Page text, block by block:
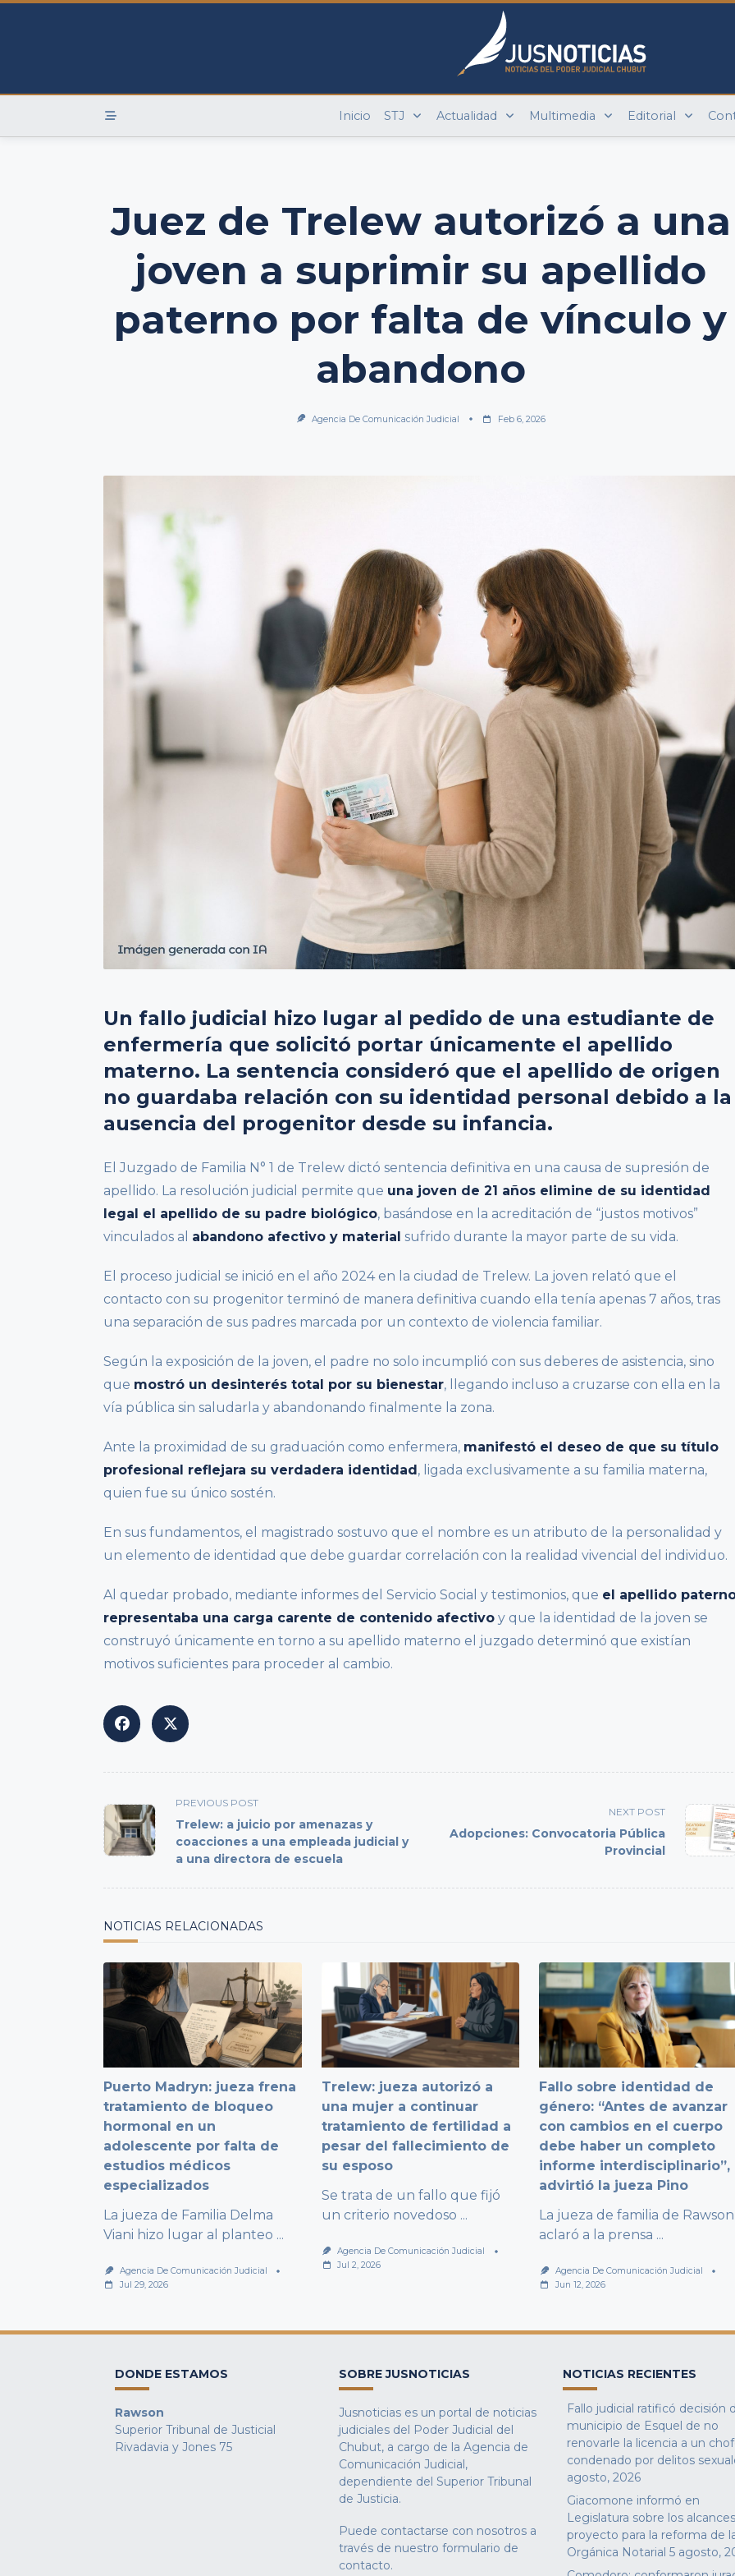
Skip
Inicio STJ Actualidad Multimedia Editorial
Juez de Trelew autorizó a una
joven a suprimir su apellido
paterno por falta de vínculo y
abandono
Agencia De Comunicación Judicial Feb 6, 2026
Un fallo judicial hizo lugar al pedido de una estudiante de
enfermería que solicitó portar únicamente el apellido
materno. La sentencia consideró que el apellido de origen
no guardaba relación con su identidad personal debido a la
ausencia del progenitor desde su infancia.
El Juzgado de Familia N° 1 de Trelew dictó sentencia definitiva en una causa de supresión de
apellido. La resolución judicial permite que una joven de 21 años elimine de su identidad
legal el apellido de su padre biológico, basándose en la acreditación de “justos motivos”
vinculados al abandono afectivo y material sufrido durante la mayor parte de su vida.
El proceso judicial se inició en el año 2024 en la ciudad de Trelew. La joven relató que el
contacto con su progenitor terminó de manera definitiva cuando ella tenía apenas 7 años, tras
una separación de sus padres marcada por un contexto de violencia familiar.
Según la exposición de la joven, el padre no solo incumplió con sus deberes de asistencia, sino
que mostró un desinterés total por su bienestar, llegando incluso a cruzarse con ella en la
vía pública sin saludarla y abandonando finalmente la zona.
Ante la proximidad de su graduación como enfermera, manifestó el deseo de que su título
profesional reflejara su verdadera identidad , ligada exclusivamente a su familia materna,
quien fue su único sostén.
En sus fundamentos, el magistrado sostuvo que el nombre es un atributo de la personalidad y
un elemento de identidad que debe guardar correlación con la realidad vivencial del individuo.
Al quedar probado, mediante informes del Servicio Social y testimonios, que el apellido
representaba una carga carente de contenido afectivo y que la identidad de la joven se
construyó únicamente en torno a su apellido materno el juzgado determinó que existían
motivos suficientes para proceder al cambio.
<span
class="nav-
subtitle
screen-
PREVIOUS POST
Trelew: a juicio por amenazas y
coacciones a una empleada judicial y
a una directora de escuela
NEXT POST
Adopciones: Convocatoria Pública
Provincial
NOTICIAS RELACIONADAS
Puerto Madryn: jueza frena
tratamiento de bloqueo
hormonal en un
adolescente por falta de
estudios médicos
especializados
La jueza de Familia Delma
Viani hizo lugar al planteo ...
Agencia De Comunicación Judicial
Jul 29, 2026
Trelew: jueza autorizó a
una mujer a continuar
tratamiento de fertilidad a
pesar del fallecimiento de
su esposo
Se trata de un fallo que fijó
un criterio novedoso ...
Agencia De Comunicación Judicial
Jul 2, 2026
Fallo sobre identidad de
género: “Antes de avanzar
con cambios en el cuerpo
debe haber un completo
informe interdisciplinario”,
advirtió la jueza Pino
La jueza de familia de Rawson
aclaró a la prensa ...
Agencia De Comunicación Judicial
Jun 12, 2026
DONDE ESTAMOS
Rawson
Superior Tribunal de Justicial
Rivadavia y Jones 75
SOBRE JUSNOTICIAS
Jusnoticias es un portal de noticias
judiciales del Poder Judicial del
Chubut, a cargo de la Agencia de
Comunicación Judicial,
dependiente del Superior Tribunal
de Justicia.
Puede contactarse con nosotros a
través de nuestro formulario de
contacto.
NOTICIAS RECIENTES
Fallo judicial ratificó decisión
municipio de Esquel de no
renovarle la licencia a un
condenado por delitos
agosto, 2026
Giacomone informó en
Legislatura sobre los
proyecto para la reforma de
Orgánica Notarial 5 agosto,